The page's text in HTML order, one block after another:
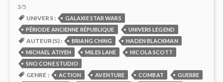
3/5
UNIVERS :
GALAXIE STAR WARS
PÉRIODE ANCIENNE RÉPUBLIQUE
UNIVERS LEGEND
AUTEUR(S) : BRIANG CHING
HADEN BLACKMAN
MICHAEL ATIYEH
MILES LANE
NICOLA SCOTT
SNO CONE STUDIO
GENRE : ACTION AVENTURE COMBAT
GUERRE